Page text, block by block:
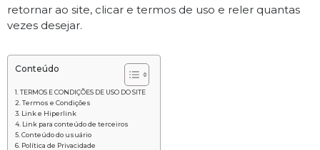
retornar ao site, clicar e termos de uso e reler quantas
vezes desejar.
Conteúdo
TERMOS E CONDIÇÕES DE USO DO SITE
Termos e Condições
Link e Hiperlink
Link para conteúdo de terceiros
Conteúdo do usuário
Política de Privacidade